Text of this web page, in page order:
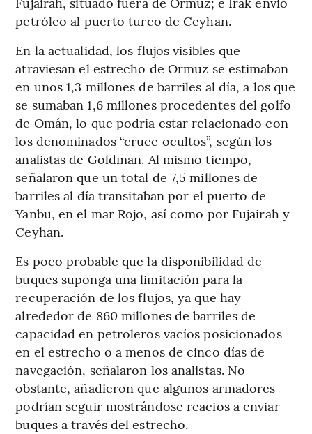
petróleo al puerto turco de Ceyhan.
En la actualidad, los flujos visibles que
atraviesan el estrecho de Ormuz se estimaban
en unos 1,3 millones de barriles al día, a los que
se sumaban 1,6 millones procedentes del golfo
de Omán, lo que podría estar relacionado con
los denominados “cruce ocultos”, según los
analistas de Goldman. Al mismo tiempo,
señalaron que un total de 7,5 millones de
barriles al día transitaban por el puerto de
Yanbu, en el mar Rojo, así como por Fujairah y
Ceyhan.
Es poco probable que la disponibilidad de
buques suponga una limitación para la
recuperación de los flujos, ya que hay
alrededor de 860 millones de barriles de
capacidad en petroleros vacíos posicionados
en el estrecho o a menos de cinco días de
navegación, señalaron los analistas. No
obstante, añadieron que algunos armadores
podrían seguir mostrándose reacios a enviar
buques a través del estrecho.